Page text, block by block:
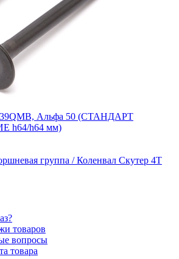
Альфа 50 (СТАНДАРТ
h64/h64 мм)
группа / Коленвал Скутер 4Т
товаров
вопросы
товара